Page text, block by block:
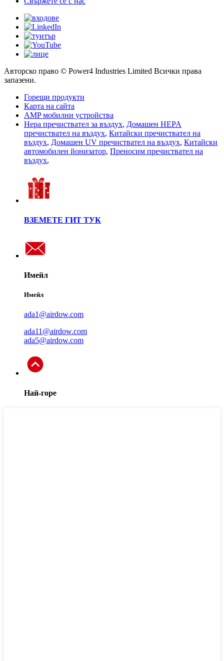
Авторско право © Power4 Industries Limited Всички права
запазени.
Горещи продукти
Карта на сайта
AMP мобилни устройства
Hepa пречиствател за въздух, Домашен HEPA
пречиствател на въздух, Китайски пречиствател на
въздух, Домашен UV пречиствател на въздух, Китайски
автомобилен йонизатор, Преносим пречиствател на
въздух,
ВЗЕМЕТЕ ГИТ ТУК
Имейл
Имейл
ada1@airdow.com
ada11@airdow.com
ada5@airdow.com
Най-горе